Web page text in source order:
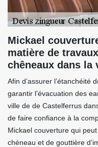
Mickael
matière de
chêneaux dans la
Afin d’assurer l’étanchéité
garantir l’évacuation des
ville de de Castelferrus
de faire confiance à la
Mickael couverture qui
chéneau et de gouttière